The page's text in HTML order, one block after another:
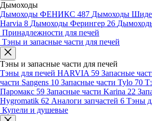
Дымоходы
Дымоходы ФЕНИКС 487 Дымоходы
Harvia 8 Дымоходы Ферингер 26
Принадлежности для печей
Тэны и запасные части для печей
Тэны и запасные части для печей
Тэны для печей HARVIA 59 Запасные
части Sangens 10 Запасные части Tylo 70
Паромакс 59 Запасные части Karina 22
Hygromatik 62 Аналоги запчастей 6 Тэны
Купели и душевые